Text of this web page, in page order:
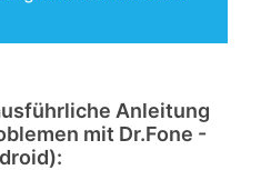
Anleitung
mit Dr.Fone -